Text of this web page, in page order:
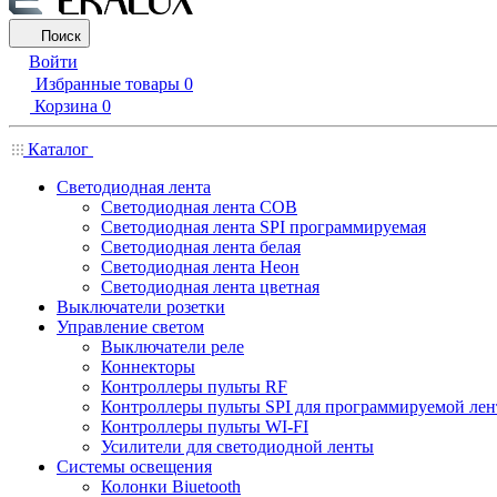
Поиск
Войти
Избранные товары 0
Корзина 0
Каталог
Светодиодная лента
Светодиодная лента COB
Светодиодная лента SPI программируемая
Светодиодная лента белая
Светодиодная лента Неон
Светодиодная лента цветная
Выключатели розетки
Управление светом
Выключатели реле
Коннекторы
Контроллеры пульты RF
Контроллеры пульты SPI для программируемой
Контроллеры пульты WI-FI
Усилители для светодиодной ленты
Системы освещения
Колонки Biuetooth